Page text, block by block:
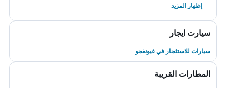
إظهار المزيد
سيارت ايجار
سيارات للاستئجار في غيونغجو
المطارات القريبة